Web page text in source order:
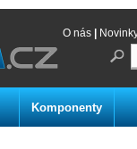
O nás
Komponenty